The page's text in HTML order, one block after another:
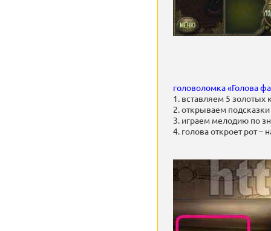
головоломка «Голова
1. вставляем 5 золотых
2. открываем
3. играем мелодию по
4. голова откроет рот –